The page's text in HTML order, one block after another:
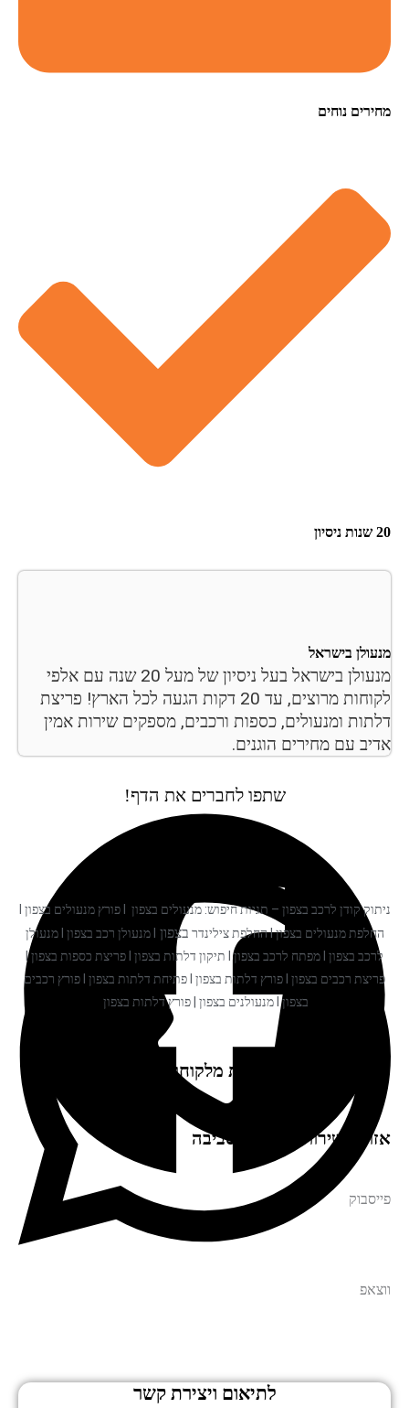
מחירים נוחים
20 שנות ניסיון
מנעולן בישראל
מנעולן בישראל בעל ניסיון של מעל 20 שנה עם אלפי
לקוחות מרוצים, עד 20 דקות הגעה לכל הארץ! פריצת
דלתות ומנעולים, כספות ורכבים, מספקים שירות אמין
אדיב עם מחירים הוגנים.
שתפו לחברים את הדף!
פייסבוק
ווצאפ
החלפת מנעולים בצפון I החלפת צילינדר
בצפון
I מנעולן רכב בצפון I מנעולן
לרכב בצפון I מפתח לרכב בצפון I תיקון דלתות בצפון I פריצת כספות בצפון I
פריצת רכבים בצפון I פורץ דלתות בצפון I פתיחת דלתות בצפון I פורץ רכבים
בצפון I מנעולנים בצפון | פורץ דלתות בצפון
המלצות מלקוחות שלנו
אזור השירות: בצפון והסביבה
לתיאום ויצירת קשר